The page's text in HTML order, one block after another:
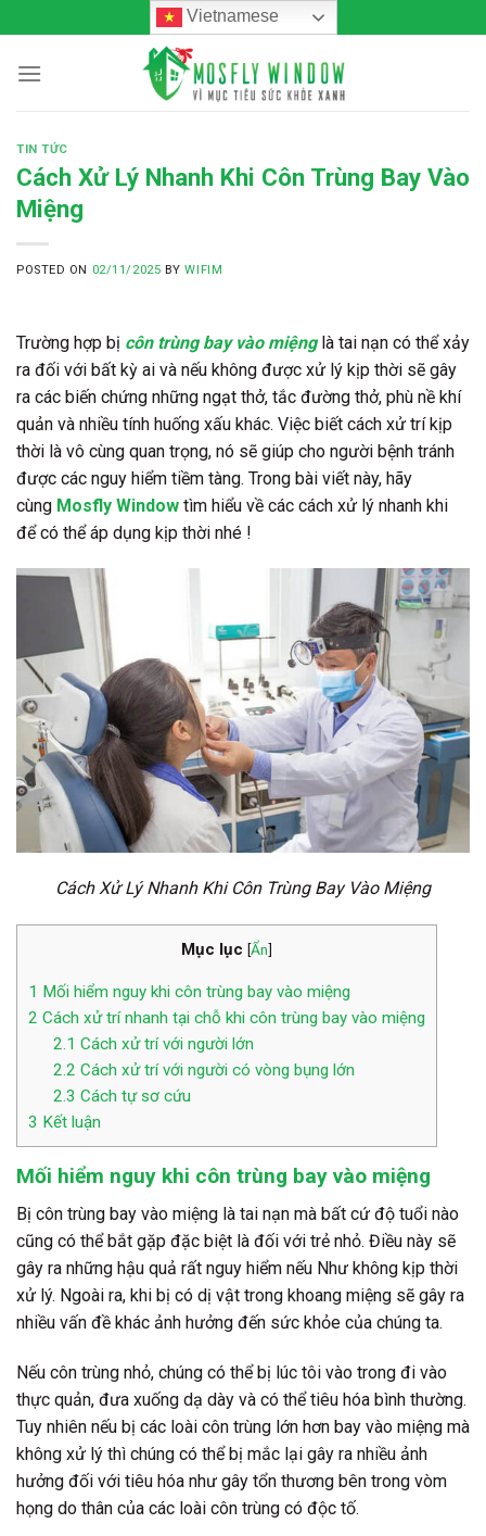
to
content
Vietnamese
TIN TỨC
Cách Xử Lý Nhanh Khi Côn Trùng Bay Vào
Miệng
POSTED ON 02/11/2025 BYWIFIM
Trường hợp bị côn trùng bay vào miệnglà tai nạn có thể xảy
ra đối với bất kỳ ai và nếu không được xử lý kịp thời sẽ gây
ra các biến chứng những ngạt thở, tắc đường thở, phù nề khí
quản và nhiều tính huống xấu khác. Việc biết cách xử trí kịp
thời là vô cùng quan trọng, nó sẽ giúp cho người bệnh tránh
được các nguy hiểm tiềm tàng. Trong bài viết này, hãy
cùng Mosfly Window tìm hiểu về các cách xử lý nhanh khi
để có thể áp dụng kịp thời nhé !
Cách Xử Lý Nhanh Khi Côn Trùng Bay Vào Miệng
Mục lục [Ẩn]
1 Mối hiểm nguy khi côn trùng bay vào miệng
2 Cách xử trí nhanh tại chỗ khi côn trùng bay vào miệng
2.1 Cách xử trí với người lớn
2.2 Cách xử trí với người có vòng bụng lớn
2.3 Cách tự sơ cứu
3 Kết luận
Mối hiểm nguy khi côn trùng bay vào miệng
Bị côn trùng bay vào miệng là tai nạn mà bất cứ độ tuổi nào
cũng có thể bắt gặp đặc biệt là đối với trẻ nhỏ. Điều này sẽ
gây ra những hậu quả rất nguy hiểm nếu Như không kịp thời
xử lý. Ngoài ra, khi bị có dị vật trong khoang miệng sẽ gây ra
nhiều vấn đề khác ảnh hưởng đến sức khỏe của chúng ta.
Nếu côn trùng nhỏ, chúng có thể bị lúc tôi vào trong đi vào
thực quản, đưa xuống dạ dày và có thể tiêu hóa bình thường.
Tuy nhiên nếu bị các loài côn trùng lớn hơn bay vào miệng mà
không xử lý thì chúng có thể bị mắc lại gây ra nhiều ảnh
hưởng đối với tiêu hóa như gây tổn thương bên trong vòm
họng do thân của các loài côn trùng có độc tố.